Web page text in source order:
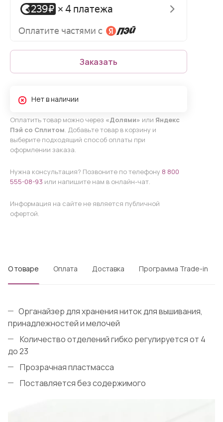
Заказать
Нет в наличии
Оплатить товар можно через «Долями» или Яндекс
Пэй со Сплитом. Добавьте товар в корзину и
выберите подходящий способ оплаты при
оформлении заказа.
Нужна консультация? Позвоните по телефону 8 800
555-08-93 или напишите нам в онлайн-чат.
Информация на сайте не является публичной
офертой.
О товаре Оплата Доставка Программа Trade-in
Органайзер для хранения ниток для вышивания,
принадлежностей и мелочей
Количество отделений гибко регулируется от 4
до 23
Прозрачная пластмасса
Поставляется без содержимого